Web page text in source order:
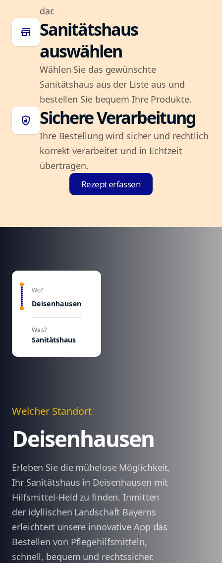
dar.
store
Sanitätshaus
auswählen
Wählen Sie das gewünschte
Sanitätshaus aus der Liste aus und
bestellen Sie bequem Ihre Produkte.
shield_lock Sichere Verarbeitung
Ihre Bestellung wird sicher und rechtlich
korrekt verarbeitet und in Echtzeit
übertragen.
Rezept erfassen
Wo?
Deisenhausen
Was?
Sanitätshaus
Welcher Standort
Deisenhausen
Erleben Sie die mühelose Möglichkeit,
Ihr Sanitätshaus in Deisenhausen mit
Hilfsmittel-Held zu finden. Inmitten
der idyllischen Landschaft Bayerns
erleichtert unsere innovative App das
Bestellen von Pflegehilfsmitteln,
schnell, bequem und rechtssicher.